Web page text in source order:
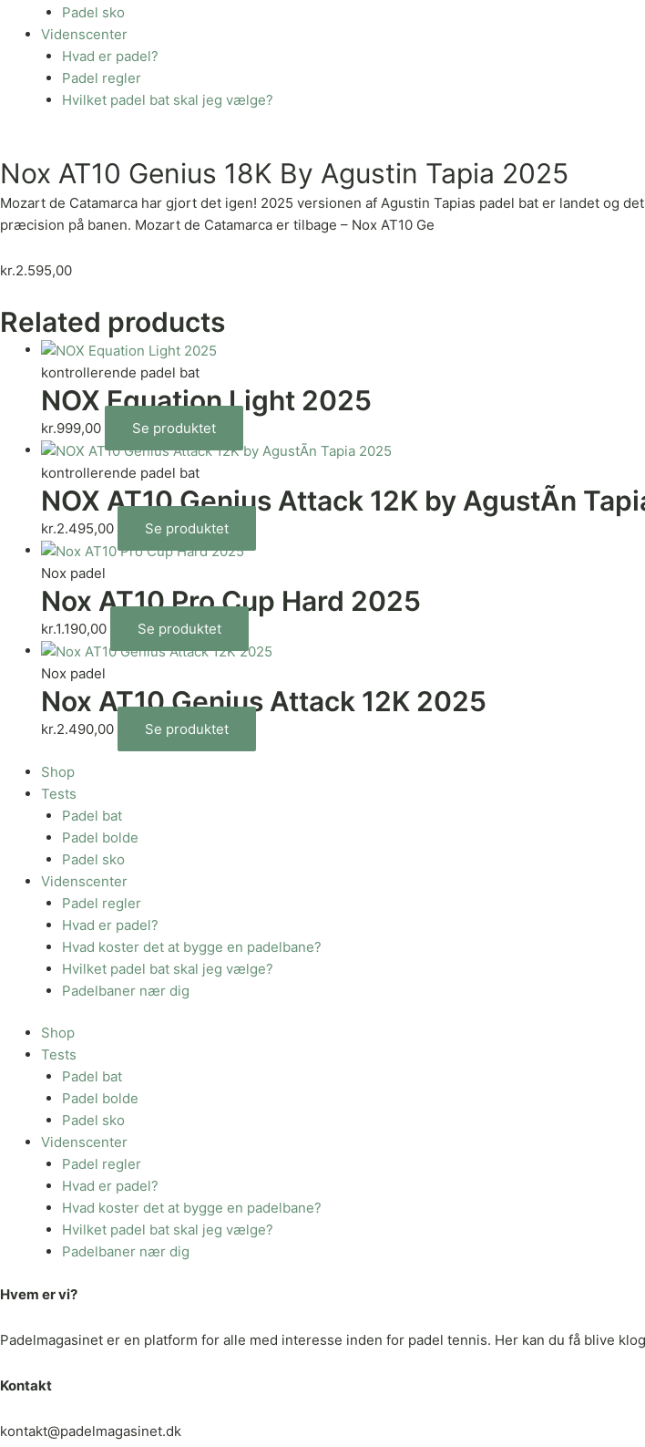
Padel sko
Videnscenter
Hvad er padel?
Padel regler
Hvilket padel bat skal jeg vælge?
Nox AT10 Genius 18K By Agustin Tapia 2025
Mozart de Catamarca har gjort det igen! 2025 versionen af Agustin Tapias padel bat er landet og
præcision på banen. Mozart de Catamarca er tilbage – Nox AT10 Ge
kr.2.595,00
Related products
kontrollerende padel bat
NOX Equation Light 2025
kr.999,00 Se produktet
kontrollerende padel bat
NOX AT10 Genius Attack 12K by AgustÃ­n
kr.2.495,00 Se produktet
Nox padel
Nox AT10 Pro Cup Hard 2025
kr.1.190,00 Se produktet
Nox padel
Nox AT10 Genius Attack 12K 2025
kr.2.490,00 Se produktet
Shop
Tests
Padel bat
Padel bolde
Padel sko
Videnscenter
Padel regler
Hvad er padel?
Hvad koster det at bygge en padelbane?
Hvilket padel bat skal jeg vælge?
Padelbaner nær dig
Shop
Tests
Padel bat
Padel bolde
Padel sko
Videnscenter
Padel regler
Hvad er padel?
Hvad koster det at bygge en padelbane?
Hvilket padel bat skal jeg vælge?
Padelbaner nær dig
Hvem er vi?
Padelmagasinet er en platform for alle med interesse inden for padel tennis. Her kan du få blive
Kontakt
kontakt@padelmagasinet.dk